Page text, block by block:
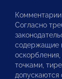
Согласно
содержащие
точками,